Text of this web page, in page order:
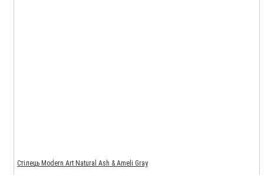
Стілець Modern Art Natural Ash & Ameli Gray